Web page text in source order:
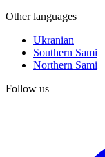
Other languages
Ukranian
Southern Sami
Northern Sami
Follow us